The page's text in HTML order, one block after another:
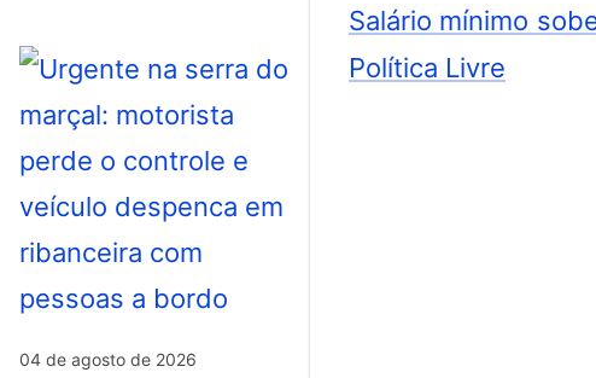
04 de agosto de 2026
Salário mínimo
Política Livre